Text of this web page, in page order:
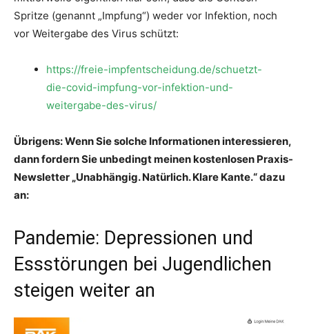
Spritze (genannt „Impfung“) weder vor Infektion, noch
vor Weitergabe des Virus schützt:
https://freie-impfentscheidung.de/schuetzt-
die-covid-impfung-vor-infektion-und-
weitergabe-des-virus/
Übrigens: Wenn Sie solche Informationen interessieren,
dann fordern Sie unbedingt meinen kostenlosen Praxis-
Newsletter „Unabhängig. Natürlich. Klare Kante.“ dazu
an:
Pandemie: Depressionen und
Essstörungen bei Jugendlichen
steigen weiter an